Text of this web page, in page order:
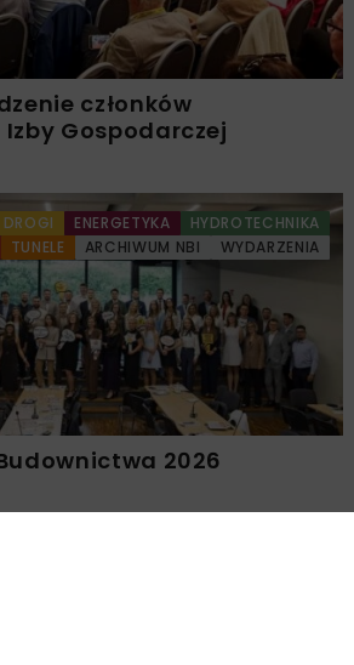
członków
Gospodarczej
DROGI ENERGETYKA
HYDROTECHNIKA
TUNELE ARCHIWUM NBI WYDARZENIA
2026